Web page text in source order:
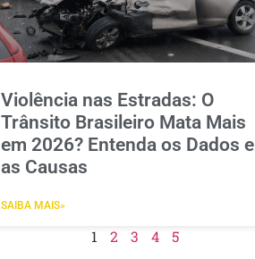
Violência nas Estradas: O
Trânsito Brasileiro Mata Mais
em 2026? Entenda os Dados e
as Causas
SAIBA MAIS»
1 2 3 4 5